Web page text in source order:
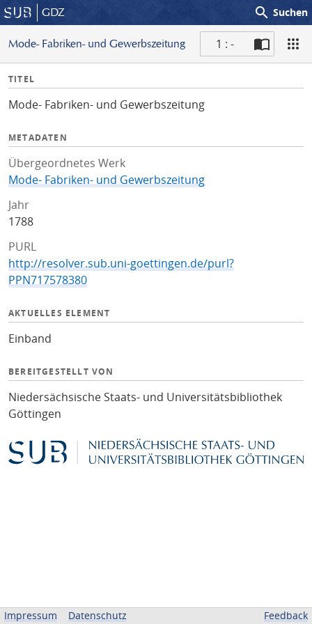
GDZ search Suchen
Mode- Fabriken- und Gewerbszeitung 1 : -
I
f
TITEL
Mode- Fabriken- und Gewerbszeitung
METADATEN
Übergeordnetes Werk
Mode- Fabriken- und Gewerbszeitung
Jahr
1788
PURL
http://resolver.sub.uni-goettingen.de/purl?
PPN717578380
AKTUELLES ELEMENT
Einband
BEREITGESTELLT VON
Niedersächsische Staats- und Universitätsbibliothek
Göttingen
Impressum Datenschutz Feedback